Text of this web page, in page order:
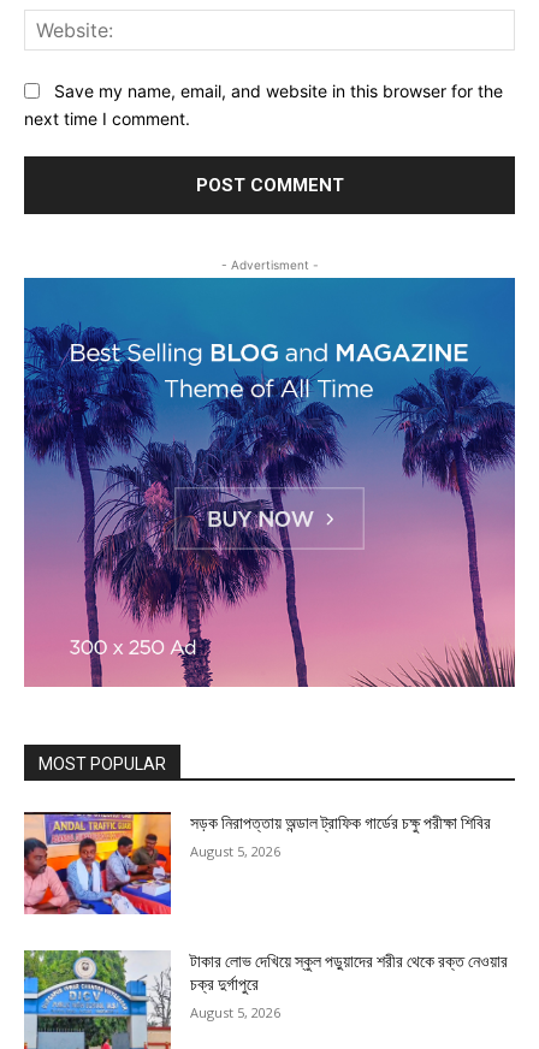
Save my name, email, and website in this browser for the
next time I comment.
- Advertisment -
MOST POPULAR
সড়ক নিরাপত্তায় অন্ডাল ট্রাফিক গার্ডের চক্ষু পরীক্ষা শিবির
August 5, 2026
টাকার লোভ দেখিয়ে স্কুল পড়ুয়াদের শরীর থেকে রক্ত নেওয়ার
চক্র দুর্গাপুরে
August 5, 2026